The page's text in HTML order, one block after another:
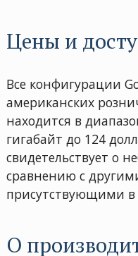
Цены и
Все конфигурации
американских
находится в
гигабайт до 124
свидетельствует о
сравнению с
присутствующими в
О